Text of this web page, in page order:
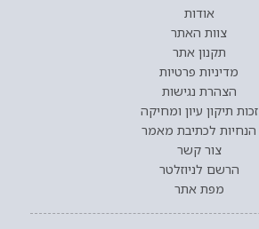
אודות
צוות האתר
תקנון אתר
מדיניות פרטיות
הצהרת נגישות
זכות תיקון עיון ומחיקה
הנחיות לכתיבת מאמר
צור קשר
הרשם לניוזלטר
מפת אתר